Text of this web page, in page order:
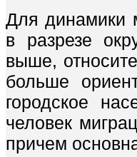
Для динамики
в разрезе
выше,
больше
городское
человек
причем